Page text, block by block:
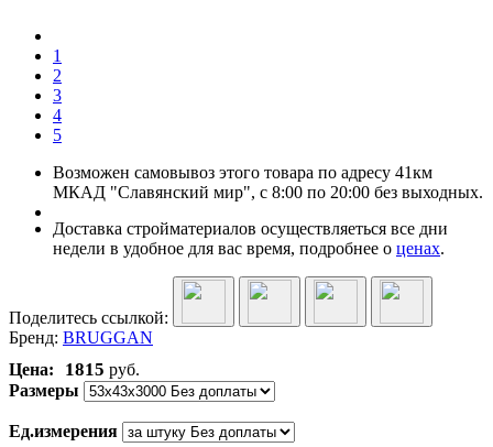
1
2
3
4
5
Возможен самовывоз этого товара по адресу 41км
МКАД "Славянский мир", с 8:00 по 20:00 без выходных.
Доставка стройматериалов осуществляеться все дни
недели в удобное для вас время, подробнее о ценах.
Поделитесь ссылкой:
Бренд: BRUGGAN
Цена:
1815 руб.
Размеры
Ед.измерения